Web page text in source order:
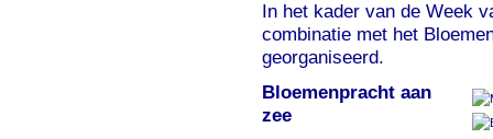
In het kader van de Week
combinatie met het
georganiseerd.
Bloemenpracht aan
zee